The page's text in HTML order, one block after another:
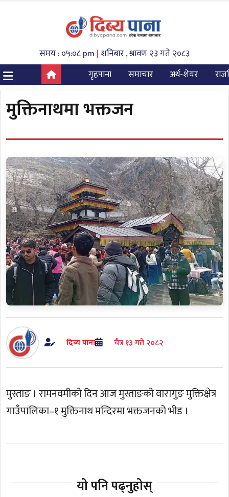
समय : ०५:०८ pm | शनिबार , श्रावण २३ गते २०८३
गृहपाना
समाचार अर्थ-शेयर
मुक्तिनाथमा भक्तजन
दिब्य पाना चैत्र १३ गते २०८२
मुस्ताङ । रामनवमीको दिन आज मुस्ताङको वारागुङ मुक्तिक्षेत्र
गाउँपालिका–१ मुक्तिनाथ मन्दिरमा भक्तजनको भीड ।
यो पनि पढ्नुहोस्